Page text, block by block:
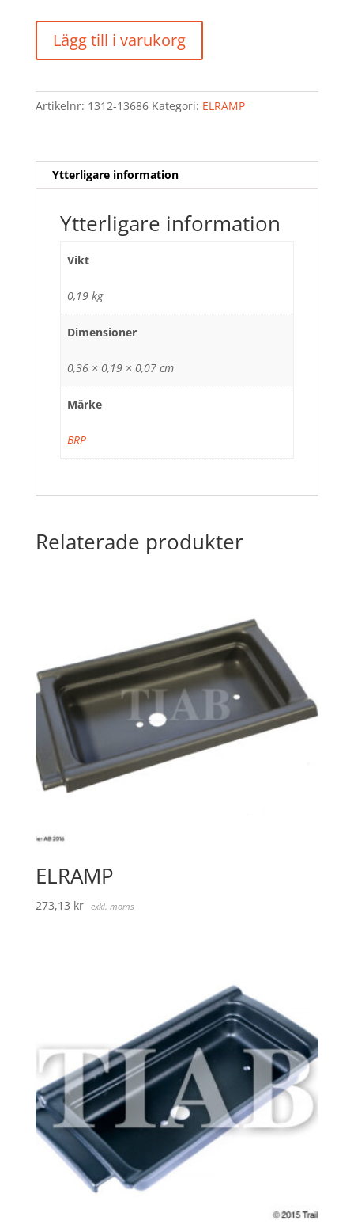
L=563
mängd
Lägg till i varukorg
Artikelnr: 1312-13686 Kategori: ELRAMP
Ytterligare information
Ytterligare information
Vikt
0,19 kg
Dimensioner
0,36 × 0,19 × 0,07 cm
Märke
BRP
Relaterade produkter
ELRAMP
273,13 kr exkl. moms